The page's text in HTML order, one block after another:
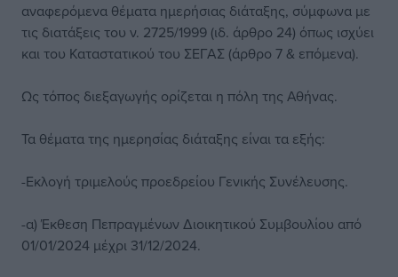
αναφερόμενα θέματα ημερήσιας διάταξης, σύμφωνα με
τις διατάξεις του ν. 2725/1999 (ιδ. άρθρο 24) όπως ισχύει
και του Καταστατικού του ΣΕΓΑΣ (άρθρο 7 & επόμενα).
Ως τόπος διεξαγωγής ορίζεται η πόλη της Αθήνας.
Τα θέματα της ημερησίας διάταξης είναι τα εξής:
-Εκλογή τριμελούς προεδρείου Γενικής Συνέλευσης.
-α) Έκθεση Πεπραγμένων Διοικητικού Συμβουλίου από
01/01/2024 μέχρι 31/12/2024.